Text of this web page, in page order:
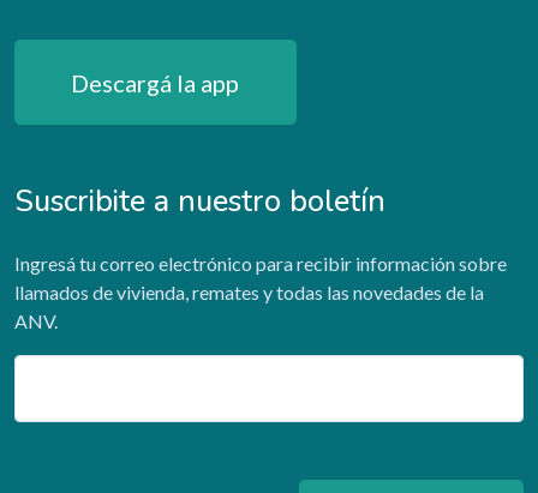
Descargá la app
Suscribite a nuestro boletín
Ingresá tu correo electrónico para recibir información sobre
llamados de vivienda, remates y todas las novedades de la
ANV.
Email